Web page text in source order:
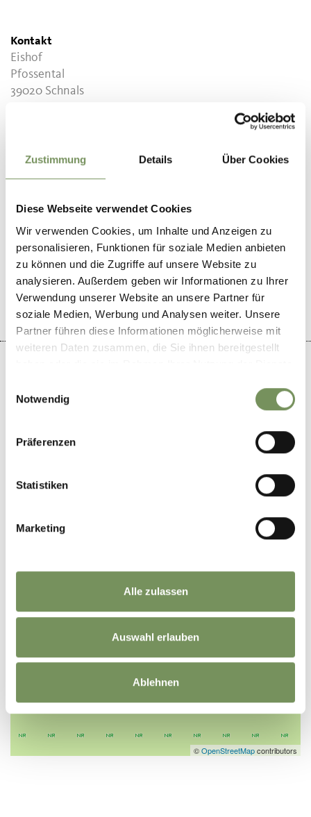
Zustimmung Details Über Cookies
Diese Webseite verwendet Cookies
Wir verwenden Cookies, um Inhalte und Anzeigen zu
personalisieren, Funktionen für soziale Medien anbieten
zu können und die Zugriffe auf unsere Website zu
analysieren. Außerdem geben wir Informationen zu Ihrer
Verwendung unserer Website an unsere Partner für
soziale Medien, Werbung und Analysen weiter. Unsere
Partner führen diese Informationen möglicherweise mit
weiteren Daten zusammen, die Sie ihnen bereitgestellt
Notwendig
Präferenzen
Statistiken
Marketing
Alle zulassen
Auswahl erlauben
Ablehnen
Kontakt
Eishof
Pfossental
39020 Schnals
+39 0473 420524
WAR DER INHALT FÜR DICH HILFREICH?
−
©OpenStreetMapcontributors